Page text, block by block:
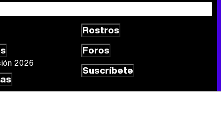
2026
Rostros
Foros
Suscríbete